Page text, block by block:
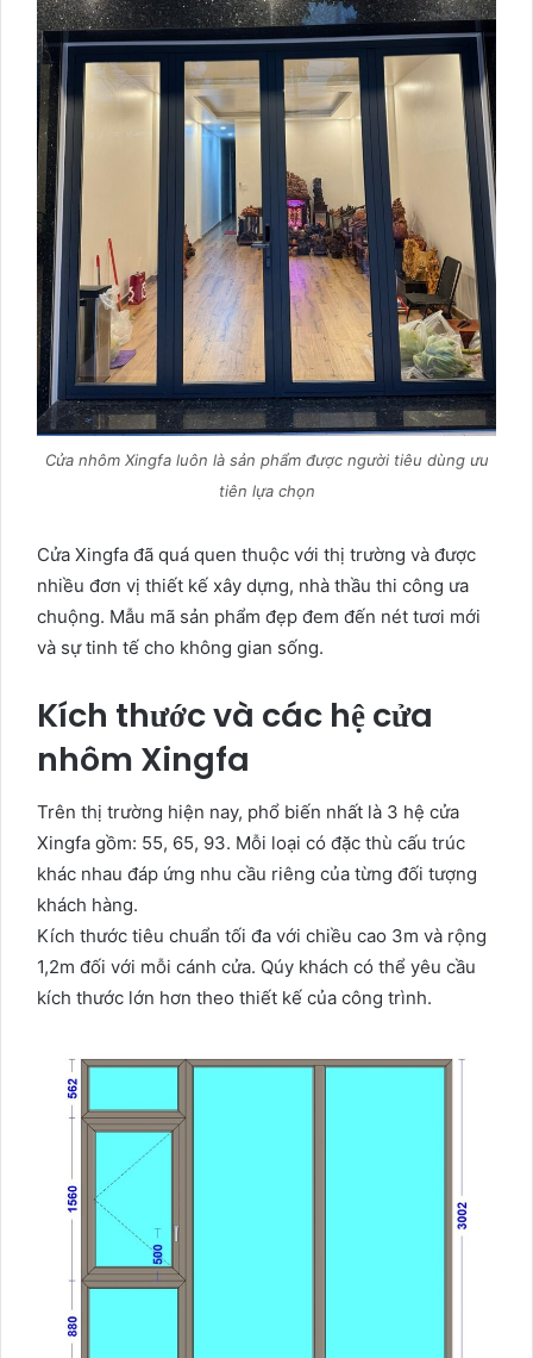
Cửa nhôm Xingfa luôn là sản phẩm được người tiêu dùng ưu
tiên lựa chọn
Cửa Xingfa đã quá quen thuộc với thị trường và được
nhiều đơn vị thiết kế xây dựng, nhà thầu thi công ưa
chuộng. Mẫu mã sản phẩm đẹp đem đến nét tươi mới
và sự tinh tế cho không gian sống.
Kích thước và các hệ cửa
nhôm Xingfa
Trên thị trường hiện nay, phổ biến nhất là 3 hệ cửa
Xingfa gồm: 55, 65, 93. Mỗi loại có đặc thù cấu trúc
khác nhau đáp ứng nhu cầu riêng của từng đối tượng
khách hàng.
Kích thước tiêu chuẩn tối đa với chiều cao 3m và rộng
1,2m đối với mỗi cánh cửa. Qúy khách có thể yêu cầu
kích thước lớn hơn theo thiết kế của công trình.